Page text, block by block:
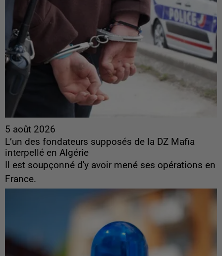
5 août 2026
L’un des fondateurs supposés de la DZ Mafia
interpellé en Algérie
Il est soupçonné d'y avoir mené ses opérations en
France.